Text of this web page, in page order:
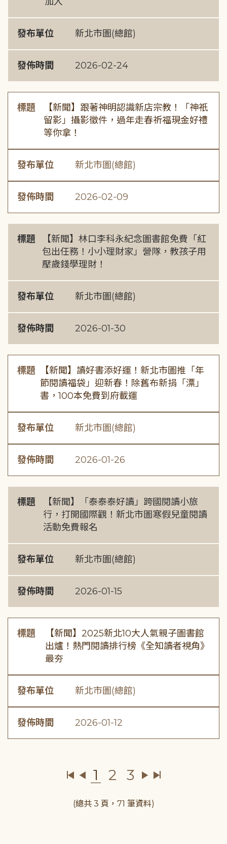
發布單位 新北市圖(總館)
發佈時間 2026-02-24
標題
【新聞】跟著神明認識新店宗教！「神祇
留影」攝影徵件，過年走春祈福現金好禮
等你拿！
發布單位 新北市圖(總館)
發佈時間 2026-02-09
標題
【新聞】林口李科永紀念圖書館免費「紅
包出任務！小小理財家」營隊，教孩子用
壓歲錢學理財！
發布單位 新北市圖(總館)
發佈時間 2026-01-30
標題
【新聞】讀好書添好運！新北市圖推「年
節閱讀福袋」迎新春！除舊布新捐「漂」
書，100本免費到府載運
發布單位 新北市圖(總館)
發佈時間 2026-01-26
標題
【新聞】「泰泰泰好讀」跨國閱讀小旅
行，打開國際觀！新北市圖寒假兒童閱讀
活動免費報名
發布單位 新北市圖(總館)
發佈時間 2026-01-15
標題
【新聞】2025新北10大人氣親子圖書館
出爐！熱門閱讀排行榜《全知讀者視角》
最夯
發布單位 新北市圖(總館)
發佈時間 2026-01-12
1 2 3
(總共 3 頁，71 筆資料)